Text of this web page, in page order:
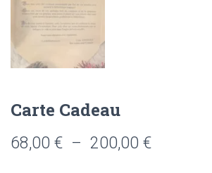
Carte Cadeau
68,00 € – 200,00 €Plage